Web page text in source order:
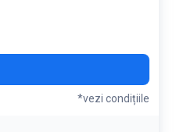
*vezi condițiile